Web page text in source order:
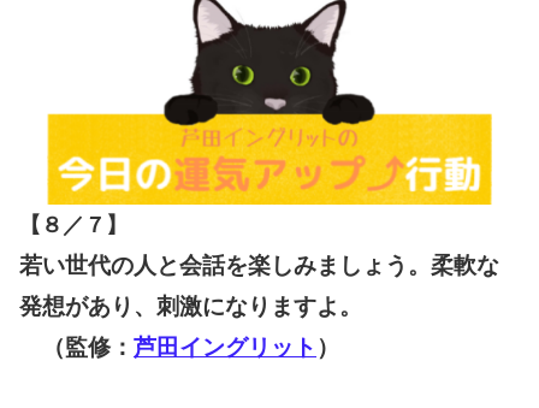
【８／７ 】
若い世代の人と会話を楽しみましょう。柔軟な
発想があり、刺激になりますよ。
（監修： 芦田イングリット ）